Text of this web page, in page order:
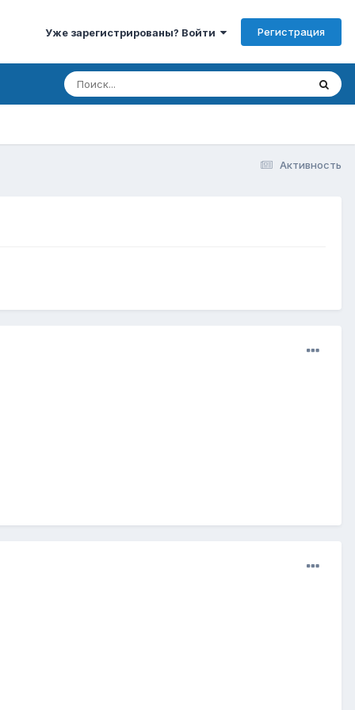
Уже зарегистрированы? Войти Регистрация
Активность